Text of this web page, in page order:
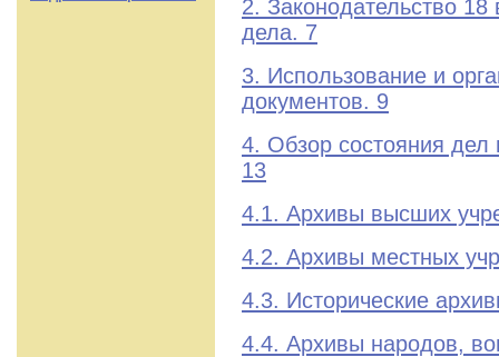
2. Законодательство 18
дела. 7
3. Использование и
документов. 9
4. Обзор состояния дел
13
4.1. Архивы высших
4.2. Архивы местных
4.3. Исторические
4.4. Архивы народов,